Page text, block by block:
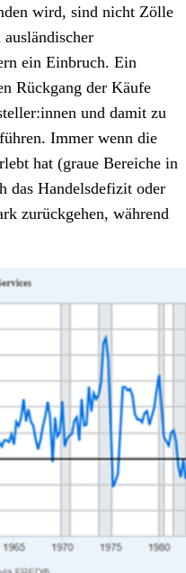
wird, sind nicht Zölle
ein Einbruch. Ein
Rückgang der Käufe
und damit zu
Immer wenn die
hat (graue Bereiche in
das Handelsdefizit oder
zurückgehen, während